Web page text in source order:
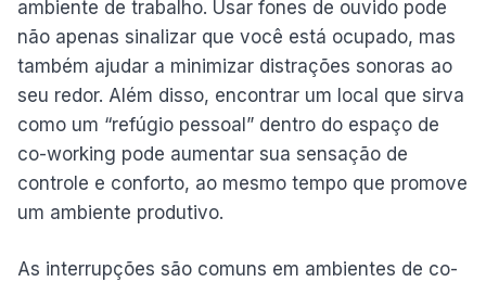
ambiente de trabalho. Usar fones de ouvido pode
não apenas sinalizar que você está ocupado, mas
também ajudar a minimizar distrações sonoras ao
seu redor. Além disso, encontrar um local que sirva
como um “refúgio pessoal” dentro do espaço de
co-working pode aumentar sua sensação de
controle e conforto, ao mesmo tempo que promove
um ambiente produtivo.
As interrupções são comuns em ambientes de co-